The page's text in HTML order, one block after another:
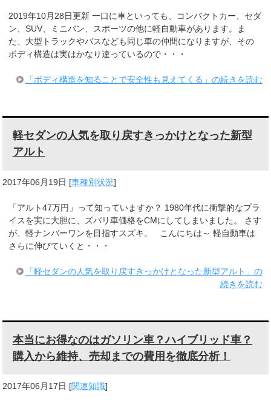
2019年10月28日更新 一口に車といっても、コンパクトカー、セダ
ン、SUV、ミニバン、スポーツの他に軽自動車があります。ま
た、大型トラックやバスなども同じ車の仲間になりますが、その
ボディ構造は実はかなり違っているので・・・
「ボディ構造を知ることで安全性も見えてくる」の続きを読む
軽セダンの人気を取り戻すきっかけとなった新型
アルト
2017年06月19日 [車種別状況]
「アルト47万円」って知っていますか？ 1980年代に衝撃的なプラ
イスを実に大胆に、ズバリ車価格をCMにしてしまいました。 さす
が、軽ナンバーワンを目指すスズキ。 こんにちは～ 軽自動車は
さらに伸びていくと・・・
「軽セダンの人気を取り戻すきっかけとなった新型アルト」の
続きを読む
本当にお得なのはガソリン車？ハイブリッド車？
購入から維持、売却までの費用を徹底分析！
2017年06月17日 [関連知識]